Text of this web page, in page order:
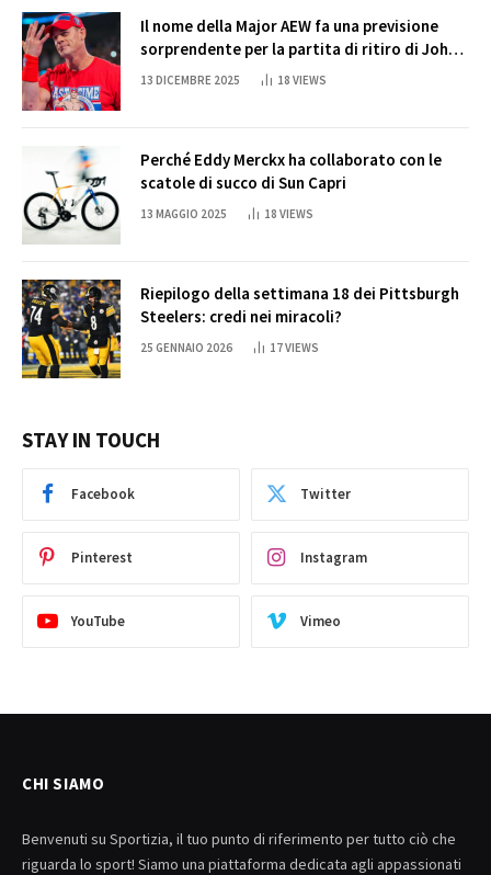
Il nome della Major AEW fa una previsione
sorprendente per la partita di ritiro di John
Cena
13 DICEMBRE 2025 18 VIEWS
Perché Eddy Merckx ha collaborato con le
scatole di succo di Sun Capri
13 MAGGIO 2025 18 VIEWS
Riepilogo della settimana 18 dei Pittsburgh
Steelers: credi nei miracoli?
25 GENNAIO 2026 17VIEWS
STAY IN TOUCH
Facebook Twitter
Pinterest Instagram
YouTube Vimeo
CHI SIAMO
Benvenuti su Sportizia, il tuo punto di riferimento per tutto ciò che
riguarda lo sport! Siamo una piattaforma dedicata agli appassionati